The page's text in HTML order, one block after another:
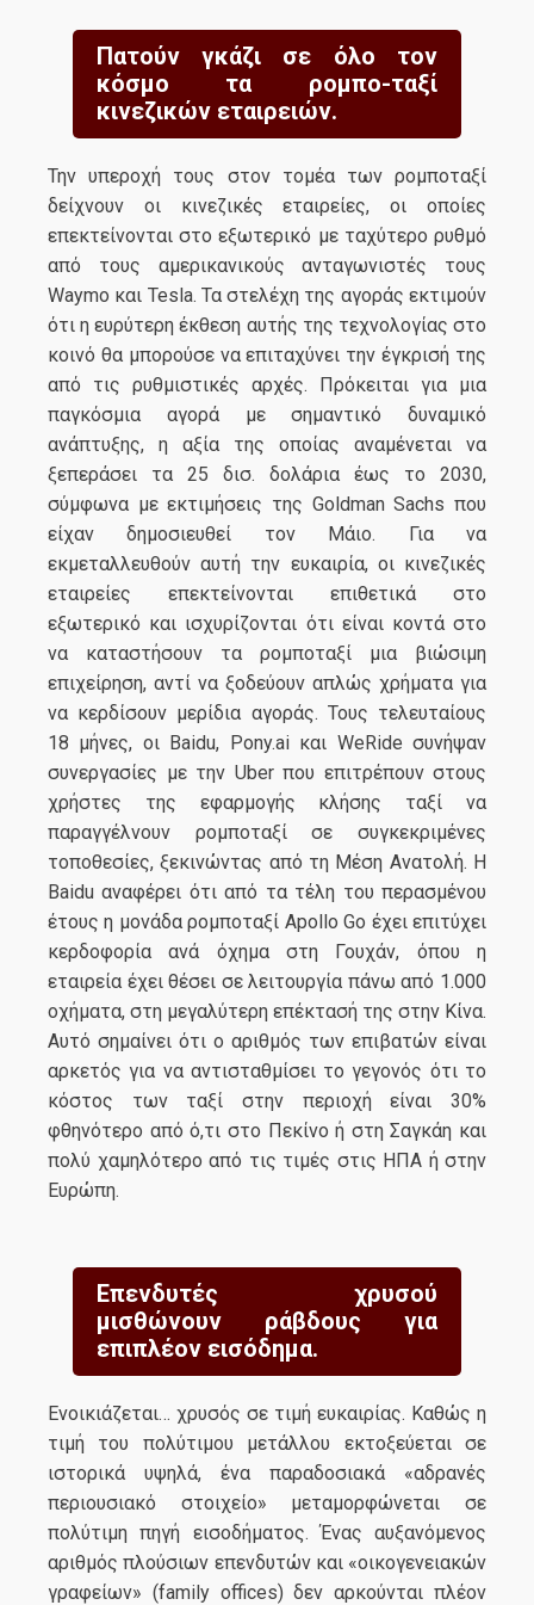
Πατούν γκάζι σε όλο τον
κόσμο τα ρομπο-ταξί
κινεζικών εταιρειών.
Την υπεροχή τους στον τομέα των ρομποταξί
δείχνουν οι κινεζικές εταιρείες, οι οποίες
επεκτείνονται στο εξωτερικό με ταχύτερο ρυθμό
από τους αμερικανικούς ανταγωνιστές τους
Waymo και Tesla. Τα στελέχη της αγοράς εκτιμούν
ότι η ευρύτερη έκθεση αυτής της τεχνολογίας στο
κοινό θα μπορούσε να επιταχύνει την έγκρισή της
από τις ρυθμιστικές αρχές. Πρόκειται για μια
παγκόσμια αγορά με σημαντικό δυναμικό
ανάπτυξης, η αξία της οποίας αναμένεται να
ξεπεράσει τα 25 δισ. δολάρια έως το 2030,
σύμφωνα με εκτιμήσεις της Goldman Sachs που
είχαν δημοσιευθεί τον Μάιο. Για να
εκμεταλλευθούν αυτή την ευκαιρία, οι κινεζικές
εταιρείες επεκτείνονται επιθετικά στο
εξωτερικό και ισχυρίζονται ότι είναι κοντά στο
να καταστήσουν τα ρομποταξί μια βιώσιμη
επιχείρηση, αντί να ξοδεύουν απλώς χρήματα για
να κερδίσουν μερίδια αγοράς. Τους τελευταίους
18 μήνες, οι Baidu, Pony.ai και WeRide συνήψαν
συνεργασίες με την Uber που επιτρέπουν στους
χρήστες της εφαρμογής κλήσης ταξί να
παραγγέλνουν ρομποταξί σε συγκεκριμένες
τοποθεσίες, ξεκινώντας από τη Μέση Ανατολή. Η
Baidu αναφέρει ότι από τα τέλη του περασμένου
έτους η μονάδα ρομποταξί Apollo Go έχει επιτύχει
κερδοφορία ανά όχημα στη Γουχάν, όπου η
εταιρεία έχει θέσει σε λειτουργία πάνω από 1.000
οχήματα, στη μεγαλύτερη επέκτασή της στην Κίνα.
Αυτό σημαίνει ότι ο αριθμός των επιβατών είναι
αρκετός για να αντισταθμίσει το γεγονός ότι το
κόστος των ταξί στην περιοχή είναι 30%
φθηνότερο από ό,τι στο Πεκίνο ή στη Σαγκάη και
πολύ χαμηλότερο από τις τιμές στις ΗΠΑ ή στην
Ευρώπη.
Επενδυτές χρυσού
μισθώνουν ράβδους για
επιπλέον εισόδημα.
Ενοικιάζεται… χρυσός σε τιμή ευκαιρίας. Καθώς η
τιμή του πολύτιμου μετάλλου εκτοξεύεται σε
ιστορικά υψηλά, ένα παραδοσιακά «αδρανές
περιουσιακό στοιχείο» μεταμορφώνεται σε
πολύτιμη πηγή εισοδήματος. Ένας αυξανόμενος
αριθμός πλούσιων επενδυτών και «οικογενειακών
γραφείων» (family offices) δεν αρκούνται πλέον